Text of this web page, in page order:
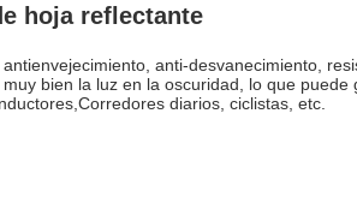
hoja reflectante
anti-desvanecimiento,
bien la luz en la oscuridad, lo que puede
diarios, ciclistas, etc.